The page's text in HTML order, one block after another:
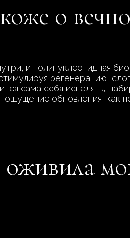
о
и полинуклеотидная
регенерацию,
сама себя исцелять,
ощущение обновления, как